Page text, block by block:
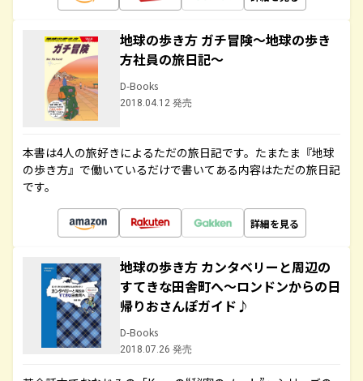
地球の歩き方 ガチ冒険～地球の歩き
方社員の旅日記～
D-Books
2018.04.12 発売
本書は4人の旅好きによるただの旅日記です。たまたま『地球
の歩き方』で働いているだけで書いてある内容はただの旅日記
です。
詳細を見る
地球の歩き方 カンタベリーと周辺の
すてきな田舎町へ～ロンドンからの日
帰りおさんぽガイド♪
D-Books
2018.07.26 発売